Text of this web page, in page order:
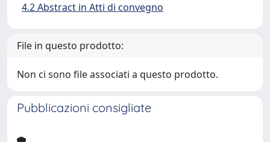
4.2 Abstract in Atti di convegno
File in questo prodotto:
Non ci sono file associati a questo prodotto.
Pubblicazioni consigliate